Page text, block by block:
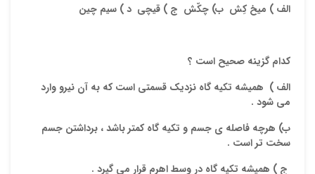
الف ) میخ کِش ب) چکّش ج ) قیچی د ) سیم چین
کدام گزینه صحیح است ؟
الف ) همیشه تکیه گاه نزدیک قسمتی است که به آن نیرو وارد
می شود .
ب) هرچه فاصله ی جسم و تکیه گاه کمتر باشد ، برداشتن جسم
سخت تر است .
ج ) همیشه تکیه گاه در وسط اهرم قرار می گیرد .